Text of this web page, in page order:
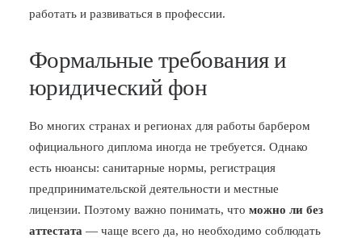
работать и развиваться в профессии.
Формальные требования и
юридический фон
Во многих странах и регионах для работы барбером
официального диплома иногда не требуется. Однако
есть нюансы: санитарные нормы, регистрация
предпринимательской деятельности и местные
лицензии. Поэтому важно понимать, что можно ли без
аттестата — чаще всего да, но необходимо соблюдать